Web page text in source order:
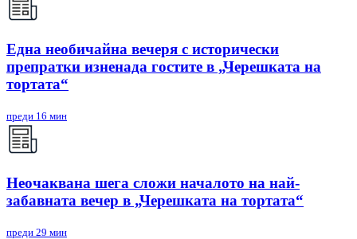
Една необичайна вечеря с исторически
препратки изненада гостите в „Черешката на
тортата“
преди 16 мин
Неочаквана шега сложи началото на най-
забавната вечер в „Черешката на тортата“
преди 29 мин